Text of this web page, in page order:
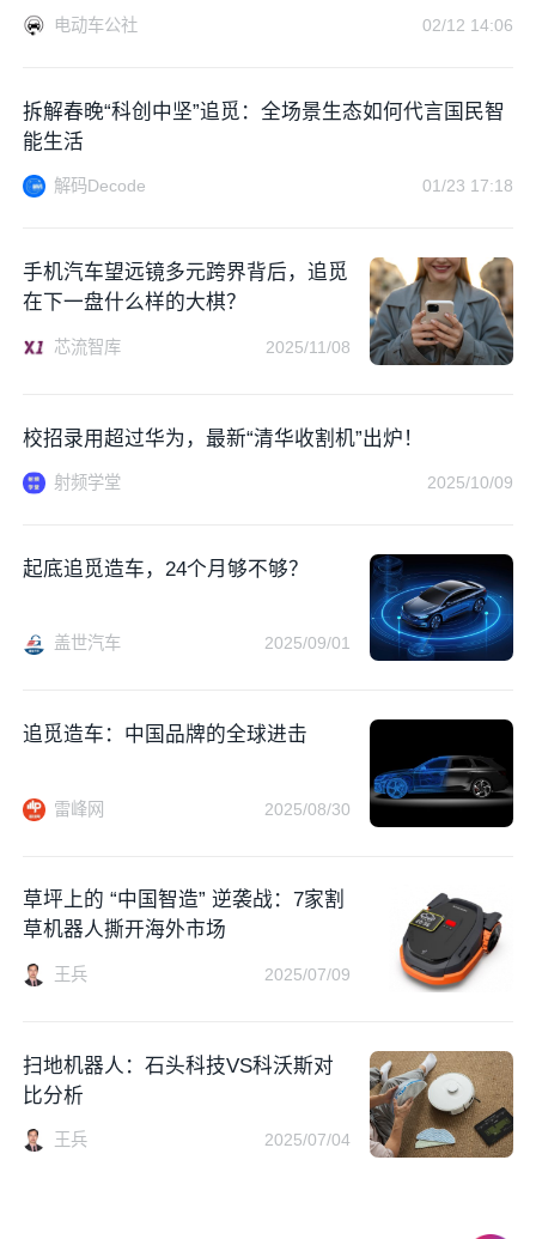
电动车公社 02/12 14:06
拆解春晚“科创中坚”追觅：全场景生态如何代言国民智
能生活
解码Decode 01/23 17:18
手机汽车望远镜多元跨界背后，追觅
在下一盘什么样的大棋？
芯流智库 2025/11/08
校招录用超过华为，最新“清华收割机”出炉！
射频学堂 2025/10/09
起底追觅造车，24个月够不够？
盖世汽车 2025/09/01
追觅造车：中国品牌的全球进击
雷峰网 2025/08/30
草坪上的 “中国智造” 逆袭战：7家割
草机器人撕开海外市场
王兵 2025/07/09
扫地机器人：石头科技VS科沃斯对
比分析
王兵 2025/07/04